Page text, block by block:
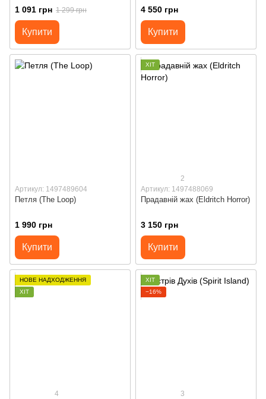
1 091 грн 1 299 грн
Купити
4 550 грн
Купити
Артикул: 1497489604
Петля (The Loop)
1 990 грн
Купити
ХІТ
2
Артикул: 1497488069
Прадавній жах (Eldritch Horror)
3 150 грн
Купити
НОВЕ НАДХОДЖЕННЯ
ХІТ
4
ХІТ
−16%
3